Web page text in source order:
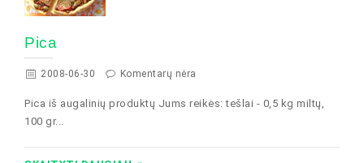
Pica
2008-06-30 Komentarų nėra
Pica iš augalinių produktų Jums reikės: tešlai - 0,5 kg miltų,
100 gr...